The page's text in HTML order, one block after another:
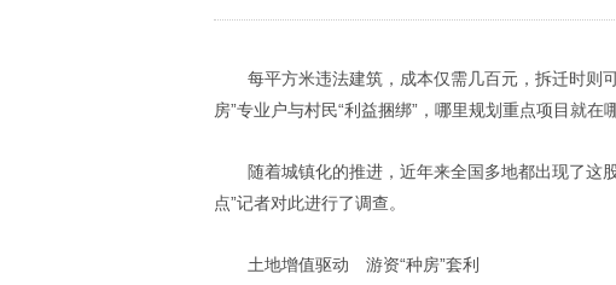
每平方米违法建筑，成本仅需几百元，拆迁时则
房”专业户与村民“利益捆绑”，哪里规划重点项目就在
随着城镇化的推进，近年来全国多地都出现了这
点”记者对此进行了调查。
土地增值驱动 游资“种房”套利